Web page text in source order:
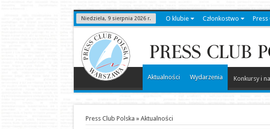
Niedziela, 9 sierpnia 2026 r. O klubie Członkostwo Press
Aktualności Wydarzenia Konkursy i
Press Club Polska » Aktualności